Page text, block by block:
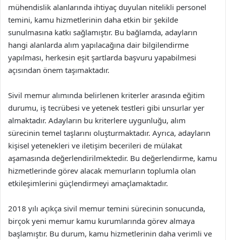
mühendislik alanlarında ihtiyaç duyulan nitelikli personel
temini, kamu hizmetlerinin daha etkin bir şekilde
sunulmasına katkı sağlamıştır. Bu bağlamda, adayların
hangi alanlarda alım yapılacağına dair bilgilendirme
yapılması, herkesin eşit şartlarda başvuru yapabilmesi
açısından önem taşımaktadır.
Sivil memur alımında belirlenen kriterler arasında eğitim
durumu, iş tecrübesi ve yetenek testleri gibi unsurlar yer
almaktadır. Adayların bu kriterlere uygunluğu, alım
sürecinin temel taşlarını oluşturmaktadır. Ayrıca, adayların
kişisel yetenekleri ve iletişim becerileri de mülakat
aşamasında değerlendirilmektedir. Bu değerlendirme, kamu
hizmetlerinde görev alacak memurların toplumla olan
etkileşimlerini güçlendirmeyi amaçlamaktadır.
2018 yılı açıkça sivil memur temini sürecinin sonucunda,
birçok yeni memur kamu kurumlarında görev almaya
başlamıştır. Bu durum, kamu hizmetlerinin daha verimli ve